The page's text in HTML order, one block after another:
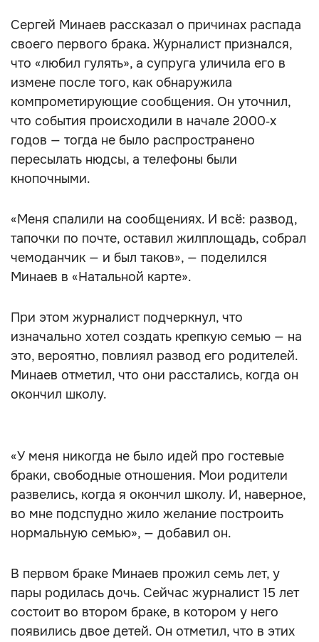
Сергей Минаев рассказал о причинах распада
своего первого брака. Журналист признался,
что «любил гулять», а супруга уличила его в
измене после того, как обнаружила
компрометирующие сообщения. Он уточнил,
что события происходили в начале 2000‑х
годов — тогда не было распространено
пересылать нюдсы, а телефоны были
кнопочными.
«Меня спалили на сообщениях. И всё: развод,
тапочки по почте, оставил жилплощадь, собрал
чемоданчик — и был таков», — поделился
Минаев в «Натальной карте».
При этом журналист подчеркнул, что
изначально хотел создать крепкую семью — на
это, вероятно, повлиял развод его родителей.
Минаев отметил, что они расстались, когда он
окончил школу.
«У меня никогда не было идей про гостевые
браки, свободные отношения. Мои родители
развелись, когда я окончил школу. И, наверное,
во мне подспудно жило желание построить
нормальную семью», — добавил он.
В первом браке Минаев прожил семь лет, у
пары родилась дочь. Сейчас журналист 15 лет
состоит во втором браке, в котором у него
появились двое детей. Он отметил, что в этих